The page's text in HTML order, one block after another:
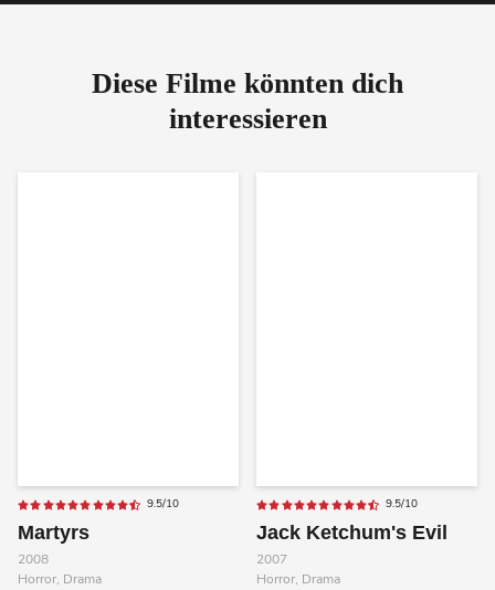
Diese Filme könnten dich
interessieren
9.5/10
Martyrs
2008
Horror, Drama
9.5/10
Jack Ketchum's Evil
2007
Horror, Drama